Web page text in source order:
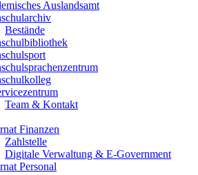
Auslandsamt
Bestände
Team & Kontakt
Finanzen
Zahlstelle
Digitale Verwaltung & E-Government
Personal